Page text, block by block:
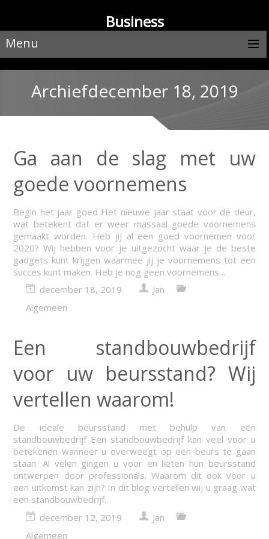
Business
Menu
Archiefdecember 18, 2019
Ga aan de slag met uw
goede voornemens
Begin het jaar goed Het nieuwe jaar staat voor de deur,
wat betekent dat er weer massaal goede voornemens
gemaakt worden. Heb jij al een goed voornemen voor
2020? Wij hebben voor je uitgezocht waar je de beste
gadgets kunt krijgen waarmee jij je voornemens tot een
succes kunt maken. Heb je nog geen voornemens…
december 18, 2019
Jan
Algemeen
Een standbouwbedrijf
voor uw beursstand? Wij
vertellen waarom!
De ideale beursstand met behulp van een
standbouwbedrijf Een standbouwbedrijf kan veel voor u
betekenen wanneer u overweegt op een beurs te gaan
staan. Al velen gingen u voor en lieten hun beursstand
ontwerpen door professionals. Waarom dit ook voor u
een uitkomst kan zijn? In dit blog vertellen wij u graag wat
een standbouwbedrijf…
december 12, 2019
Jan
Algemeen